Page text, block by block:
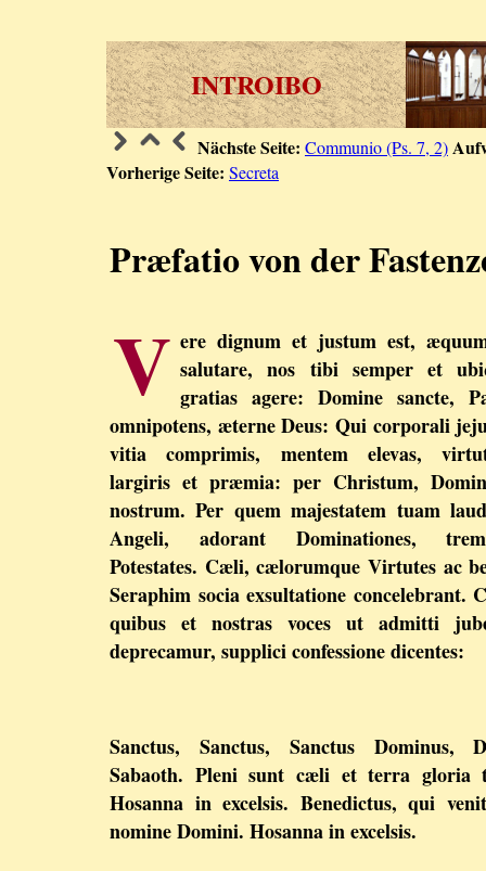
INTROIBO
Nächste Seite: Communio (Ps. 7, 2)
Vorherige Seite: Secreta
Præfatio von der
V ere dignum et justum est,
salutare, nos tibi semper et
gratias agere: Domine sancte,
omnipotens, æterne Deus: Qui corporali
vitia comprimis, mentem elevas,
largiris et præmia: per Christum,
nostrum. Per quem majestatem tuam
Angeli, adorant Dominationes,
Potestates. Cæli, cælorumque Virtutes ac
Seraphim socia exsultatione concelebrant.
quibus et nostras voces ut admitti
deprecamur, supplici confessione dicentes:
Sanctus, Sanctus, Sanctus Dominus,
Sabaoth. Pleni sunt cæli et terra gloria
Hosanna in excelsis. Benedictus, qui
nomine Domini. Hosanna in excelsis.